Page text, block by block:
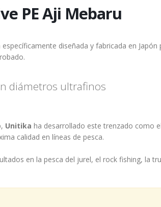
PE Aji Mebaru
específicamente diseñada y fabricada en
diámetros ultrafinos
Unitika ha desarrollado este trenzado como
calidad en líneas de pesca.
en la pesca del jurel, el rock fishing, la